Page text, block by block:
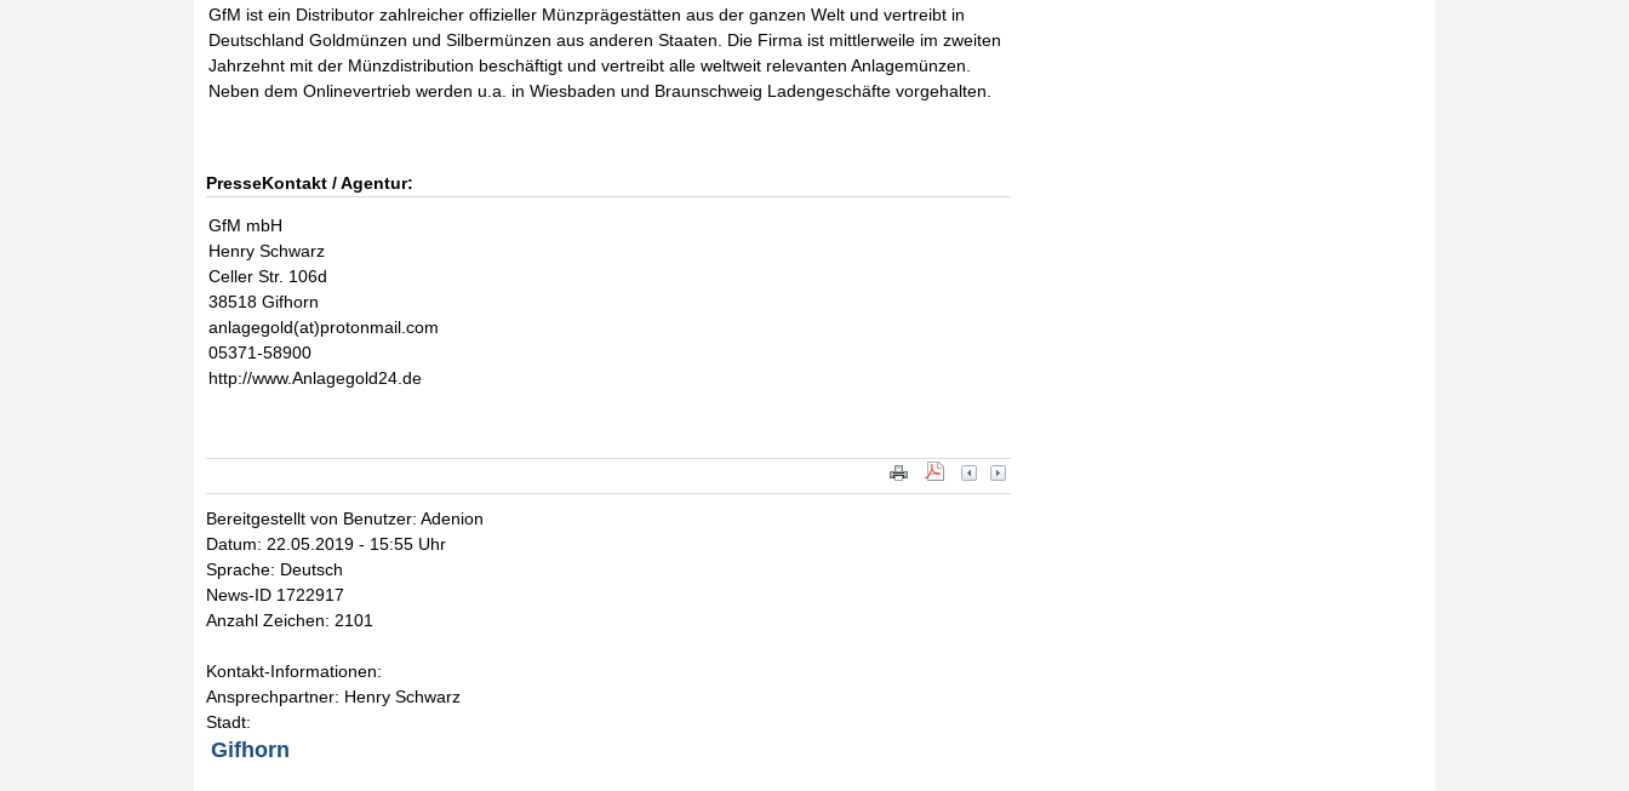
GfM ist ein Distributor zahlreicher offizieller Münzprägestätten aus der ganzen Welt und vertreibt in
Deutschland Goldmünzen und Silbermünzen aus anderen Staaten. Die Firma ist mittlerweile im zweiten
Jahrzehnt mit der Münzdistribution beschäftigt und vertreibt alle weltweit relevanten Anlagemünzen.
Neben dem Onlinevertrieb werden u.a. in Wiesbaden und Braunschweig Ladengeschäfte vorgehalten.
PresseKontakt / Agentur:
GfM mbH
Henry Schwarz
Celler Str. 106d
38518 Gifhorn
anlagegold(at)protonmail.com
05371-58900
http://www.Anlagegold24.de
Bereitgestellt von Benutzer: Adenion
Datum: 22.05.2019 - 15:55 Uhr
Sprache: Deutsch
News-ID 1722917
Anzahl Zeichen: 2101
Kontakt-Informationen:
Ansprechpartner: Henry Schwarz
Stadt:
Gifhorn